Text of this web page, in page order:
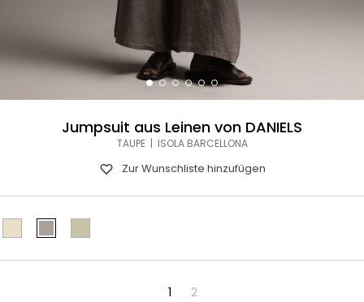
Jumpsuit aus Leinen von DANIELS
TAUPE | ISOLA BARCELLONA
Zur Wunschliste hinzufügen
1 2